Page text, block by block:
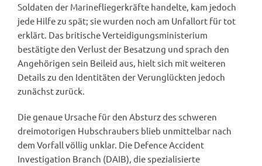
Soldaten der Marinefliegerkräfte handelte, kam jedoch
jede Hilfe zu spät; sie wurden noch am Unfallort für tot
erklärt. Das britische Verteidigungsministerium
bestätigte den Verlust der Besatzung und sprach den
Angehörigen sein Beileid aus, hielt sich mit weiteren
Details zu den Identitäten der Verunglückten jedoch
zunächst zurück.
Die genaue Ursache für den Absturz des schweren
dreimotorigen Hubschraubers blieb unmittelbar nach
dem Vorfall völlig unklar. Die Defence Accident
Investigation Branch (DAIB), die spezialisierte